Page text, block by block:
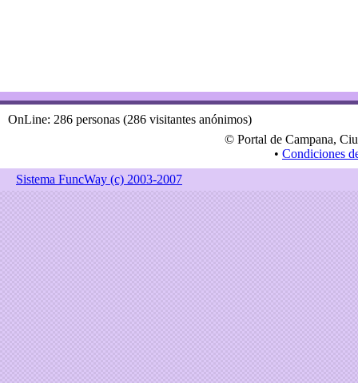
OnLine: 286 personas (286 visitantes anónimos)
© Portal de Campana,
• Condiciones
Sistema FuncWay (c) 2003-2007